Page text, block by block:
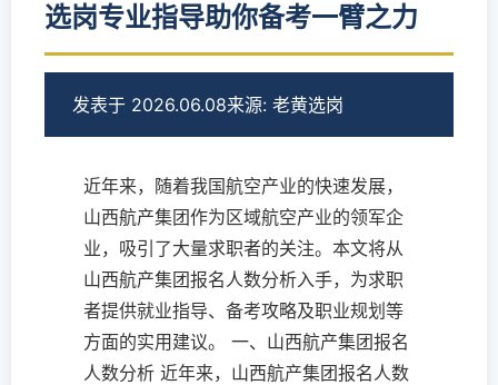
选岗专业指导助你备考一臂之力
发表于 2026.06.08来源: 老黄选岗
近年来，随着我国航空产业的快速发展，
山西航产集团作为区域航空产业的领军企
业，吸引了大量求职者的关注。本文将从
山西航产集团报名人数分析入手，为求职
者提供就业指导、备考攻略及职业规划等
方面的实用建议。 一、山西航产集团报名
人数分析 近年来，山西航产集团报名人数